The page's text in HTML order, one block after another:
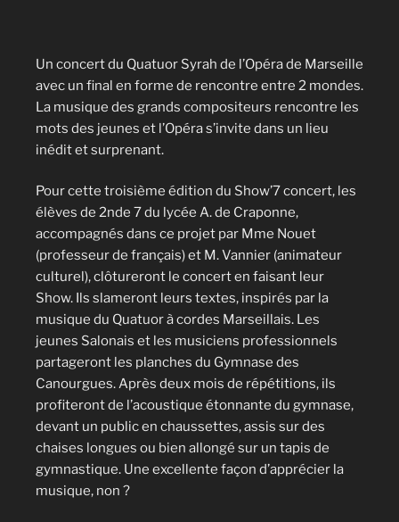
Un concert du Quatuor Syrah de l’Opéra de Marseille
avec un final en forme de rencontre entre 2 mondes.
La musique des grands compositeurs rencontre les
mots des jeunes et l’Opéra s’invite dans un lieu
inédit et surprenant.
Pour cette troisième édition du Show’7 concert, les
élèves de 2nde 7 du lycée A. de Craponne,
accompagnés dans ce projet par Mme Nouet
(professeur de français) et M. Vannier (animateur
culturel), clôtureront le concert en faisant leur
Show. Ils slameront leurs textes, inspirés par la
musique du Quatuor à cordes Marseillais. Les
jeunes Salonais et les musiciens professionnels
partageront les planches du Gymnase des
Canourgues. Après deux mois de répétitions, ils
profiteront de l’acoustique étonnante du gymnase,
devant un public en chaussettes, assis sur des
chaises longues ou bien allongé sur un tapis de
gymnastique. Une excellente façon d’apprécier la
musique, non ?